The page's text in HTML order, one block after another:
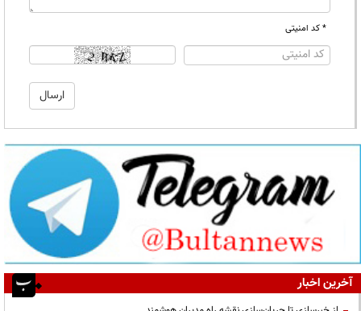
* کد امنیتی
آخرین اخبار